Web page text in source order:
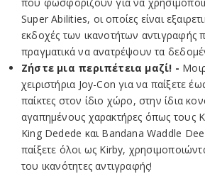
Super Abilities, οι οποίες είναι
εκδοχές των ικανοτήτων
πραγματικά να ανατρέψουν τα
Ζήστε μια περιπέτεια μαζί! -
χειριστήρια Joy-Con για να παίξετε
παίκτες στον ίδιο χώρο, στην ίδια
αγαπημένους χαρακτήρες όπως τους
King Dedede και Bandana Waddle
παίξετε όλοι ως Kirby,
του ικανότητες αντιγραφής!